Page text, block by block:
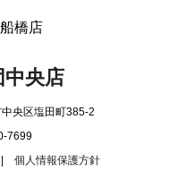
橋店
中央店
央区塩田町385-2
7699
個人情報保護方針